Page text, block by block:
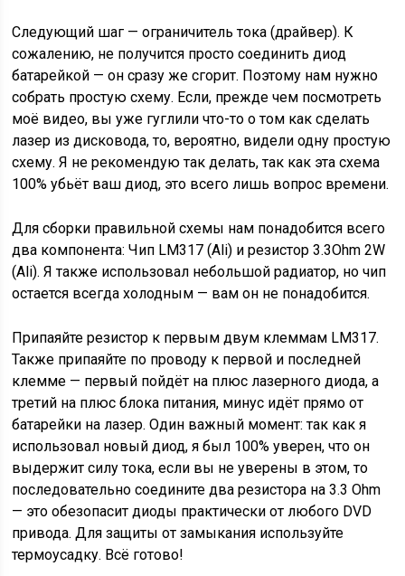
Следующий шаг — ограничитель тока (драйвер). К
сожалению, не получится просто соединить диод
батарейкой — он сразу же сгорит. Поэтому нам нужно
собрать простую схему. Если, прежде чем посмотреть
моё видео, вы уже гуглили что-то о том как сделать
лазер из дисковода, то, вероятно, видели одну простую
схему. Я не рекомендую так делать, так как эта схема
100% убьёт ваш диод, это всего лишь вопрос времени.
Для сборки правильной схемы нам понадобится всего
два компонента: Чип LM317 (Ali) и резистор 3.3Ohm 2W
(Ali). Я также использовал небольшой радиатор, но чип
остается всегда холодным — вам он не понадобится.
Припаяйте резистор к первым двум клеммам LM317.
Также припаяйте по проводу к первой и последней
клемме — первый пойдёт на плюс лазерного диода, а
третий на плюс блока питания, минус идёт прямо от
батарейки на лазер. Один важный момент: так как я
использовал новый диод, я был 100% уверен, что он
выдержит силу тока, если вы не уверены в этом, то
последовательно соедините два резистора на 3.3 Ohm
— это обезопасит диоды практически от любого DVD
привода. Для защиты от замыкания используйте
термоусадку. Всё готово!